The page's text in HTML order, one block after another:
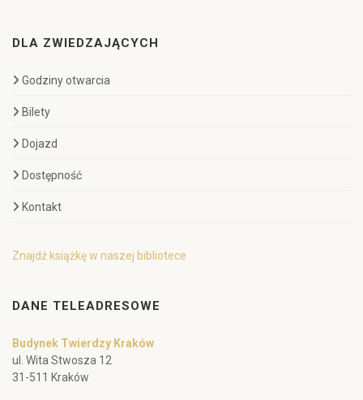
DLA ZWIEDZAJĄCYCH
Godziny otwarcia
Bilety
Dojazd
Dostępność
Kontakt
Znajdź książkę w naszej bibliotece
DANE TELEADRESOWE
Budynek Twierdzy Kraków
ul. Wita Stwosza 12
31-511 Kraków